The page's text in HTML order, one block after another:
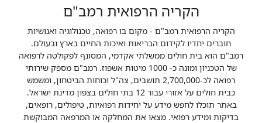
הקריה הרפואית רמב"ם
הקריה הרפואית רמב"ם - מקום בו רפואה, טכנולוגיה ואנושיות
חוברים יחדיו לקידום הבריאות ואיכות החיים בארץ ובעולם.
רמב"ם הוא בית חולים ממשלתי אקדמי, המסונף לפקולטה לרפואה
של הטכניון ומונה כ- 1000 מיטות אשפוז. רמב"ם מספק שירותי
רפואה לכ-2,700,000 תושבים, צה"ל וכוחות הביטחון, ומשמש
כבית חולים על אזורי עבור 12 בתי חולים בצפון מדינת ישראל.
באתר תוכלו לחפש מידע על יחידות רפואיות, טיפולים, רופאים,
בדיקות ומידע רפואי. מצאו את המחלקה או המרפאה המבוקשת